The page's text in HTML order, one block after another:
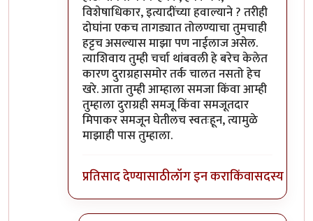
विशेषाधिकार, इत्यादींच्या हवाल्याने ? तरीही
दोघांना एकच तागड्यात तोलण्याचा तुमचाही
हट्टच असल्यास माझा पण नाईलाज असेल.
त्याशिवाय तुम्ही चर्चा थांबवली हे बरेच केलेत
कारण दुराग्रहासमोर तर्क चालत नसतो हेच
खरे. आता तुम्ही आम्हाला समजा किंवा आम्ही
तुम्हाला दुराग्रही समजू किंवा समजूतदार
मिपाकर समजून घेतीलच स्वतःहून, त्यामुळे
माझाही पास तुम्हाला.
प्रतिसाद देण्यासाठीलॉग इन कराकिंवासदस्य व्हा